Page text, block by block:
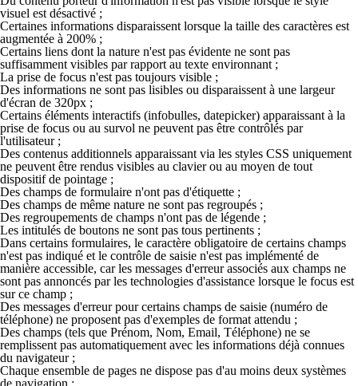
visuel est désactivé ;
Certaines informations disparaissent lorsque la taille des caractères est
augmentée à 200% ;
Certains liens dont la nature n'est pas évidente ne sont pas
suffisamment visibles par rapport au texte environnant ;
La prise de focus n'est pas toujours visible ;
Des informations ne sont pas lisibles ou disparaissent à une largeur
d'écran de 320px ;
Certains éléments interactifs (infobulles, datepicker) apparaissant à la
prise de focus ou au survol ne peuvent pas être contrôlés par
l'utilisateur ;
Des contenus additionnels apparaissant via les styles CSS uniquement
ne peuvent être rendus visibles au clavier ou au moyen de tout
dispositif de pointage ;
Des champs de formulaire n'ont pas d'étiquette ;
Des champs de même nature ne sont pas regroupés ;
Des regroupements de champs n'ont pas de légende ;
Les intitulés de boutons ne sont pas tous pertinents ;
Dans certains formulaires, le caractère obligatoire de certains champs
n'est pas indiqué et le contrôle de saisie n'est pas implémenté de
manière accessible, car les messages d'erreur associés aux champs ne
sont pas annoncés par les technologies d'assistance lorsque le focus est
sur ce champ ;
Des messages d'erreur pour certains champs de saisie (numéro de
téléphone) ne proposent pas d'exemples de format attendu ;
Des champs (tels que Prénom, Nom, Email, Téléphone) ne se
remplissent pas automatiquement avec les informations déjà connues
du navigateur ;
Chaque ensemble de pages ne dispose pas d'au moins deux systèmes
de navigation ;